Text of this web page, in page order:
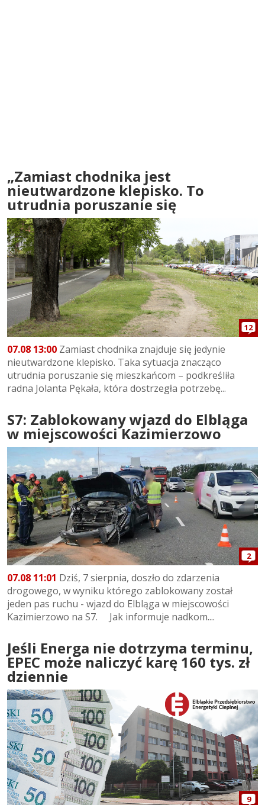
„Zamiast chodnika jest
nieutwardzone klepisko. To
utrudnia poruszanie się
12
07.08 13:00 Zamiast chodnika znajduje się jedynie
nieutwardzone klepisko. Taka sytuacja znacząco
utrudnia poruszanie się mieszkańcom – podkreśliła
radna Jolanta Pękała, która dostrzegła potrzebę...
S7: Zablokowany wjazd do Elbląga
w miejscowości Kazimierzowo
2
07.08 11:01 Dziś, 7 sierpnia, doszło do zdarzenia
drogowego, w wyniku którego zablokowany został
jeden pas ruchu - wjazd do Elbląga w miejscowości
Kazimierzowo na S7. Jak informuje nadkom....
Jeśli Energa nie dotrzyma terminu,
EPEC może naliczyć karę 160 tys. zł
dziennie
9